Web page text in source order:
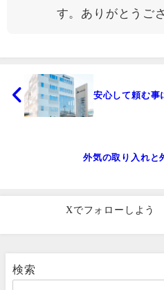
す。ありがとうご
安心して頼む事
外気の取り入れと
Xでフォローしよう
検索